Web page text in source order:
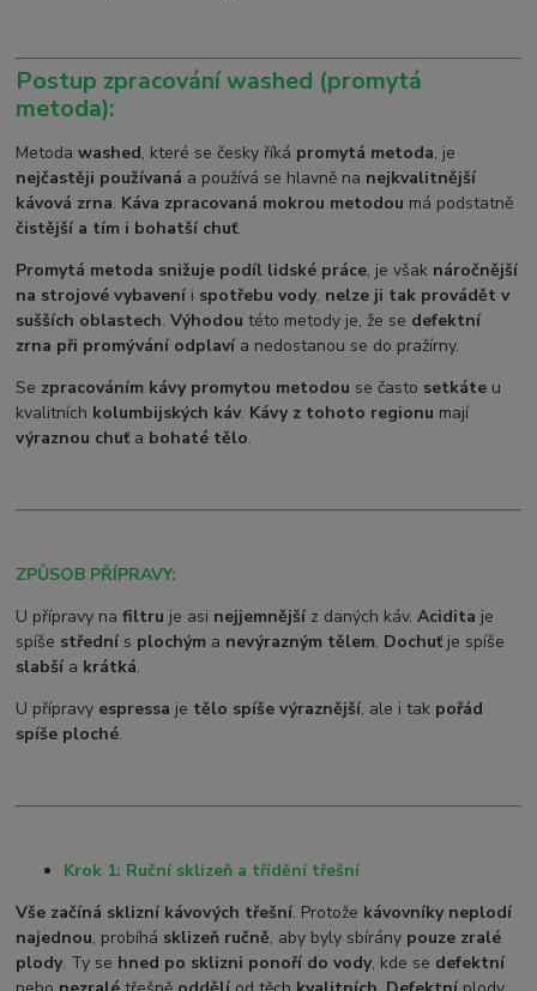
Postup zpracování washed (promytá
metoda):
Metodawashed, které se česky říká promytá metoda, je
nejčastěji používaná a používá se hlavně na nejkvalitnější
kávová zrna. Káva zpracovaná mokrou metodou má podstatně
čistější a tím i bohatší chuť.
Promytá metoda snižuje podíl lidské práce, je však náročnější
na strojové vybavení i spotřebu vody, nelze ji tak provádět v
sušších oblastech.Výhodou této metody je, že se defektní
zrna při promývání odplaví a nedostanou se do pražírny.
Se zpracováním kávy promytou metodou se často setkáte u
kvalitních kolumbijských káv. Kávy z tohoto regionu mají
výraznou chuťa bohaté tělo.
ZPŮSOB PŘÍPRAVY:
U přípravy nafiltru je asi nejjemnější z daných káv.Acidita je
spíše střední s plochým a nevýrazným tělem. Dochuťje spíše
slabší a krátká.
U přípravy espressa je tělo spíše výraznější, ale i tak pořád
spíše ploché.
Krok 1: Ruční sklizeň a třídění třešní
Vše začíná sklizní kávových třešní. Protože kávovníky neplodí
najednou, probíhá sklizeň ručně, aby byly sbírány pouze zralé
plody. Ty se hned po sklizni ponoří do vody, kde se defektní